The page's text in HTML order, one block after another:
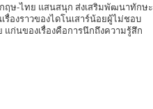
ฤษ-ไทย แสนสนุก ส่งเสริมพัฒนาทักษะ
รื่องราวของไดโนเสาร์น้อยผู้ไม่ชอบ
แก่นของเรื่องคือการนึกถึงความรู้สึก